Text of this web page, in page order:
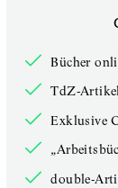
Bücher
TdZ-
Exklusive
double-